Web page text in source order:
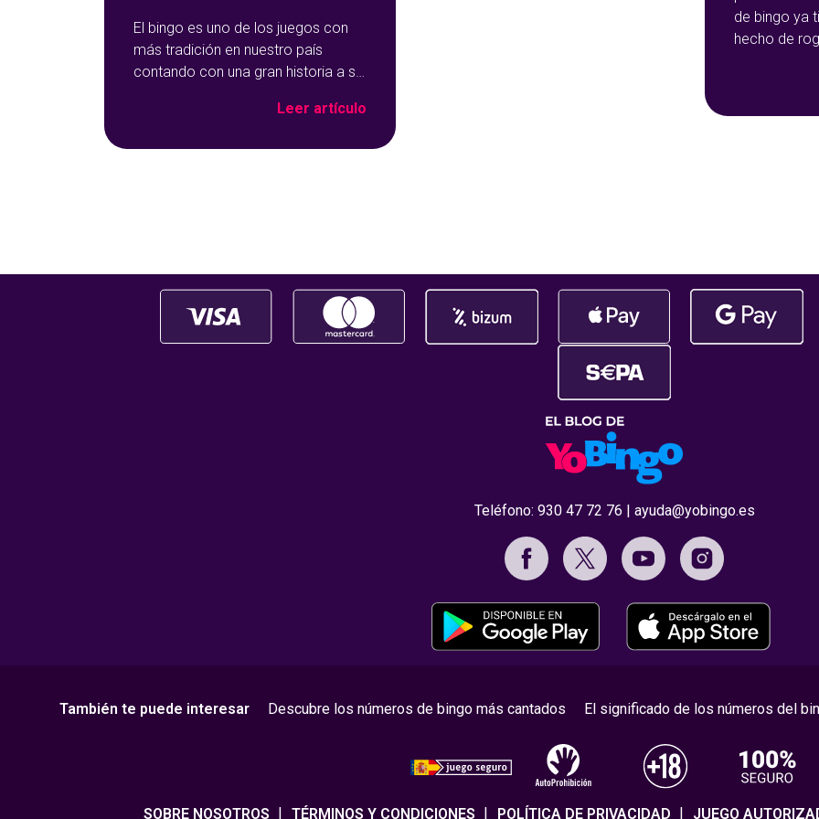
El bingo es uno de los juegos con
más tradición en nuestro país
contando con una gran historia a su
las opciones que más éxito tiene en
Leer artículo
de bingo ya
hecho de
más de
Teléfono: 930 47 72 76 ayuda@yobingo.es
También te puede interesar Descubre los números de bingo más cantados El significado de los números del
SOBRE NOSOTROS TÉRMINOS Y CONDICIONES POLÍTICA DE PRIVACIDAD JUEGO